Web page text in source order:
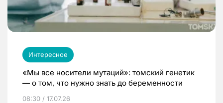
Интересное
«Мы все носители мутаций»: томский генетик
— о том, что нужно знать до беременности
08:30 / 17.07.26